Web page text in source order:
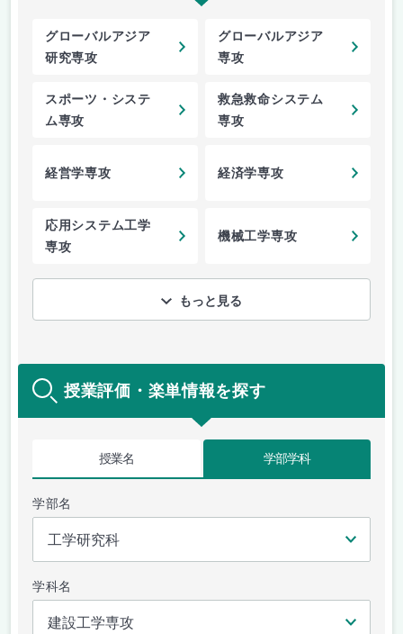
グローバルアジア
研究専攻
グローバルアジア
専攻
スポーツ・システ
ム専攻
救急救命システム
専攻
経営学専攻 経済学専攻
応用システム工学
専攻
機械工学専攻
もっと見る
授業評価・楽単情報を探す
授業名 学部学科
学部名
学科名